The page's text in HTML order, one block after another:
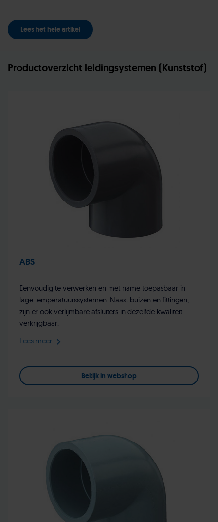
Lees het hele artikel
Productoverzicht leidingsystemen (Kunststof)
ABS
Eenvoudig te verwerken en met name toepasbaar in
lage temperatuurssystemen. Naast buizen en fittingen,
zijn er ook verlijmbare afsluiters in dezelfde kwaliteit
verkrijgbaar.
Lees meer
Bekijk in webshop